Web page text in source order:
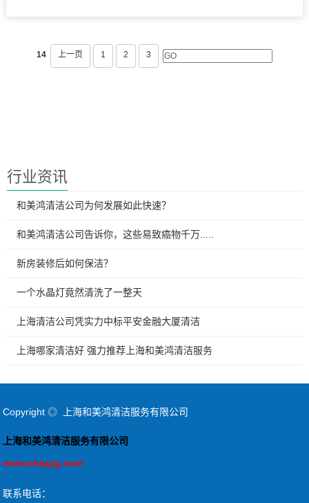
14 上一页 1 2 3
行业资讯
和美鸿清洁公司为何发展如此快速？
和美鸿清洁公司告诉你，这些易致癌物千万.....
新房装修后如何保洁？
一个水晶灯竟然清洗了一整天
上海清洁公司凭实力中标平安金融大厦清洁
上海哪家清洁好 强力推荐上海和美鸿清洁服务
Copyright ◎ 上海和美鸿清洁服务有限公司
上海和美鸿清洁服务有限公司
www.shqqqj.com
联系电话：